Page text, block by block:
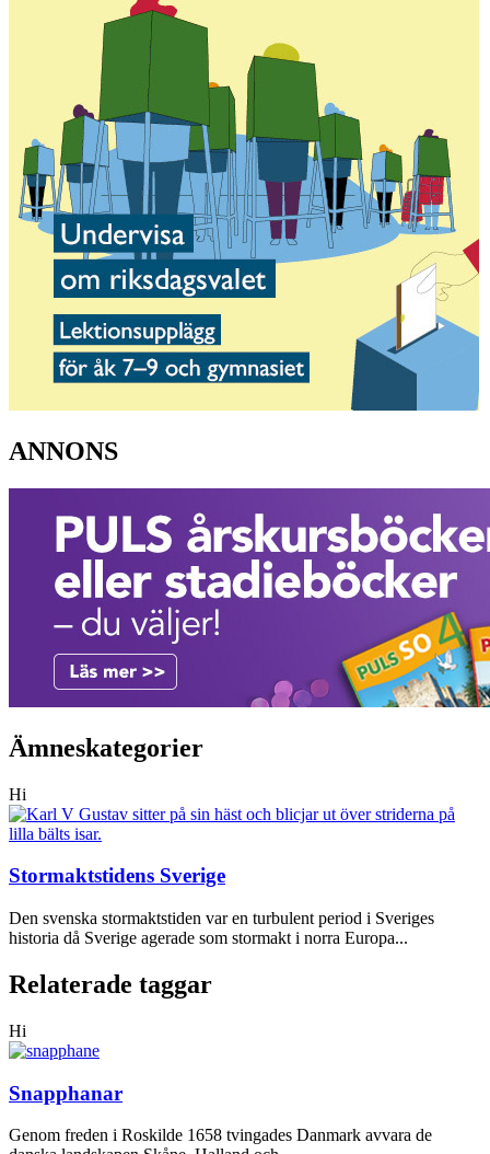
ANNONS
Ämneskategorier
Hi
Stormaktstidens Sverige
Den svenska stormaktstiden var en turbulent period i Sveriges
historia då Sverige agerade som stormakt i norra Europa...
Relaterade taggar
Hi
Snapphanar
Genom freden i Roskilde 1658 tvingades Danmark avvara de